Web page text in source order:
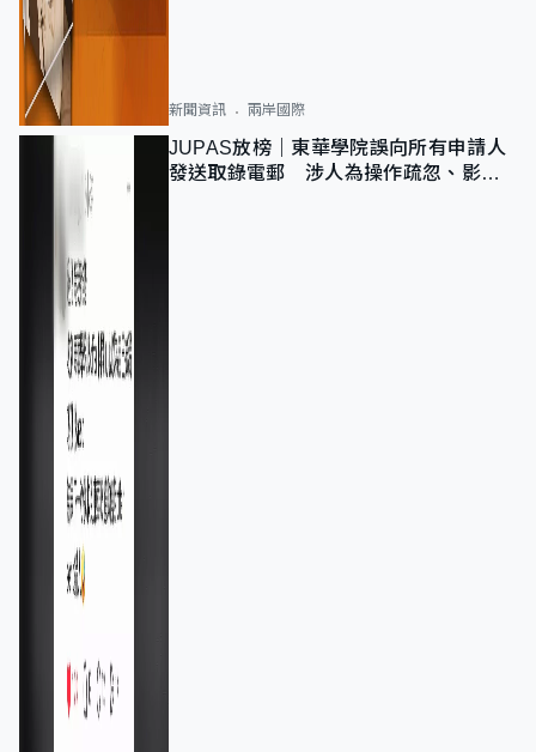
新聞資訊 兩岸國際
JUPAS放榜｜東華學院誤向所有申請人
發送取錄電郵 涉人為操作疏忽、影響